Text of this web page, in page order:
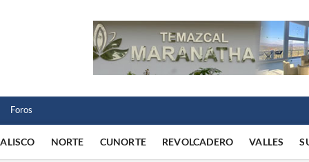
Foros
NORTE CUNORTE REVOLCADERO VALLES